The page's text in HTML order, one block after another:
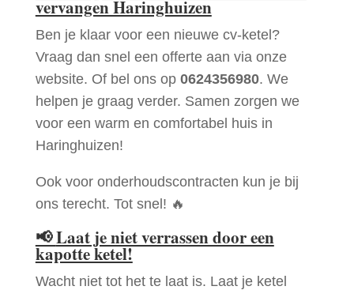
vervangen Haringhuizen
Ben je klaar voor een nieuwe cv-ketel?
Vraag dan snel een offerte aan via onze
website. Of bel ons op 0624356980. We
helpen je graag verder. Samen zorgen we
voor een warm en comfortabel huis in
Haringhuizen!
Ook voor onderhoudscontracten kun je bij
ons terecht. Tot snel! 🔥
📢Laat je niet verrassen door een
kapotte ketel!
Wacht niet tot het te laat is. Laat je ketel